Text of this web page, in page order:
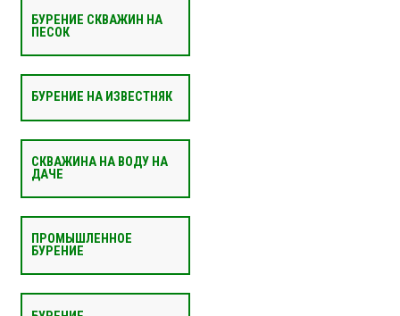
БУРЕНИЕ СКВАЖИН НА
ПЕСОК
БУРЕНИЕ НА ИЗВЕСТНЯК
СКВАЖИНА НА ВОДУ НА
ДАЧЕ
ПРОМЫШЛЕННОЕ
БУРЕНИЕ